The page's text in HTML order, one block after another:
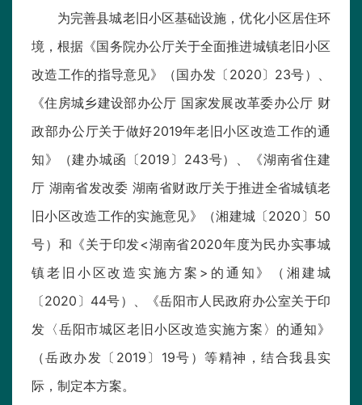
为完善县城老旧小区基础设施，优化小区居住环
境，根据《国务院办公厅关于全面推进城镇老旧小区
改造工作的指导意见》（国办发〔2020〕23号）、
《住房城乡建设部办公厅 国家发展改革委办公厅 财
政部办公厅关于做好2019年老旧小区改造工作的通
知》（建办城函〔2019〕243号）、《湖南省住建
厅 湖南省发改委 湖南省财政厅关于推进全省城镇老
旧小区改造工作的实施意见》（湘建城〔2020〕50
号）和《关于印发<湖南省2020年度为民办实事城
镇老旧小区改造实施方案>的通知》（湘建城
〔2020〕44号）、《岳阳市人民政府办公室关于印
发〈岳阳市城区老旧小区改造实施方案〉的通知》
（岳政办发〔2019〕19号）等精神，结合我县实
际，制定本方案。